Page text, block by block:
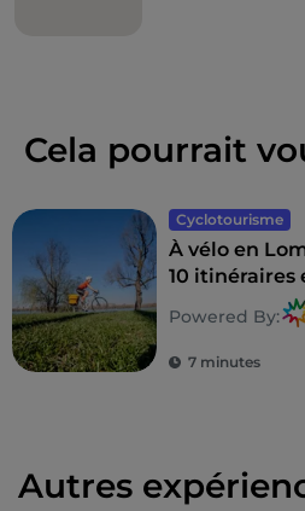
Cela pourrait
Cyclotourisme
À vélo en
10 itinéraires
Powered By:
7 minutes
Autres